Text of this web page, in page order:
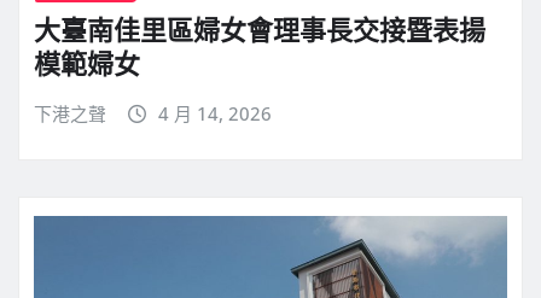
大臺南佳里區婦女會理事長交接暨表揚
模範婦女
下港之聲 4 月 14, 2026